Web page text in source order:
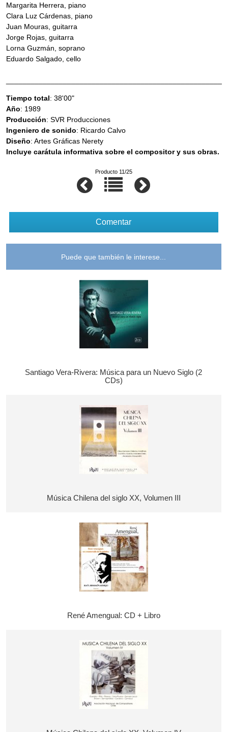
Margarita Herrera, piano
Clara Luz Cárdenas, piano
Juan Mouras, guitarra
Jorge Rojas, guitarra
Lorna Guzmán, soprano
Eduardo Salgado, cello
Tiempo total: 38'00"
Año: 1989
Producción: SVR Producciones
Ingeniero de sonido: Ricardo Calvo
Diseño: Artes Gráficas Nerety
Incluye carátula informativa sobre el compositor y sus obras.
Producto 11/25
Comentar
Puede que también le interese...
Santiago Vera-Rivera: Música para un Nuevo Siglo (2
CDs)
Música Chilena del siglo XX, Volumen III
René Amengual: CD + Libro